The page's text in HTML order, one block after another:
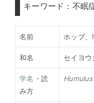
キーワード：不眠
名前 ホップ
和名 セイヨウ
学名 ・読
み方